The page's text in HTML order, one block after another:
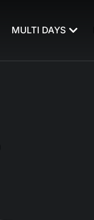
MULTI DAYS